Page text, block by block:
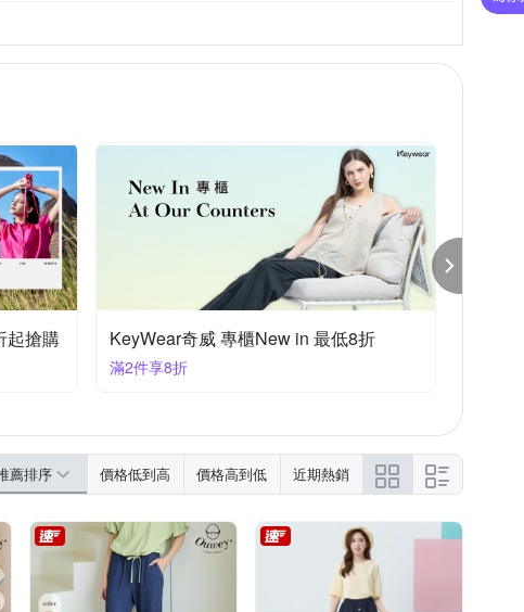
起搶購 KeyWear奇威 專櫃New in 最低8折
滿2件享8折
薦排序 價格低到高 價格高到低 近期熱銷